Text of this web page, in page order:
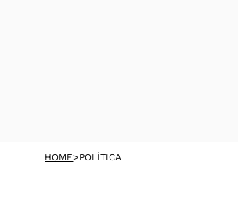
HOME>POLÍTICA